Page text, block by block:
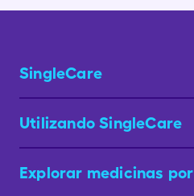
SingleCare
Utilizando SingleCare
Explorar medicinas por